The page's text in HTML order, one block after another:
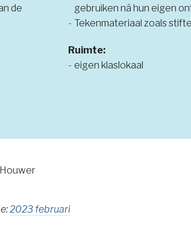
de
gebruiken ná hun eigen
Tekenmateriaal zoals
Ruimte:
eigen klaslokaal
2023 februari